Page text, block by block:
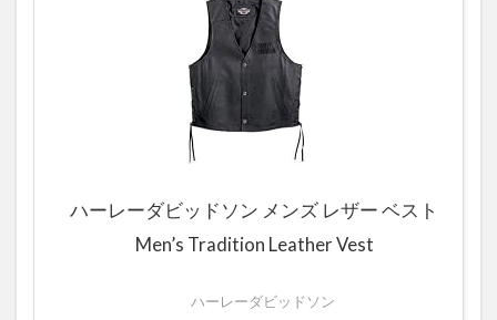
ハーレーダビッドソン メンズ レザー ベスト
Men’s Tradition Leather Vest
ハーレーダビッドソン